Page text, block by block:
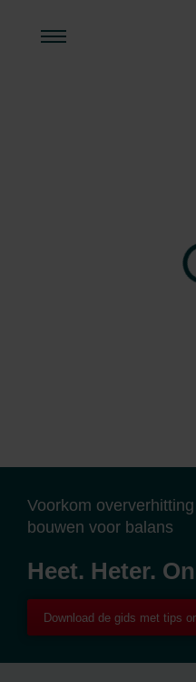
Voorkom
bouwen voor balans
Heet. Heter.
Download de gids met tips